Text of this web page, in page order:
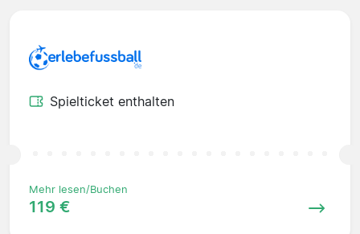
Spielticket enthalten
Mehr lesen/Buchen
119 €